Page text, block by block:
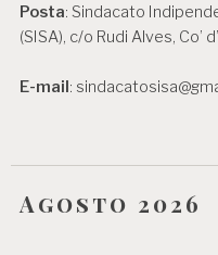
Posta: Sindacato
(SISA), c/o Rudi Alves,
E-mail:
Agosto 2026